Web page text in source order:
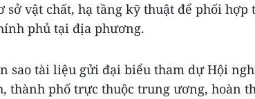
sở vật chất, hạ tầng kỹ thuật để phối hợp
phủ tại địa phương.
sao tài liệu gửi đại biểu tham dự Hội
thành phố trực thuộc trung ương, hoàn